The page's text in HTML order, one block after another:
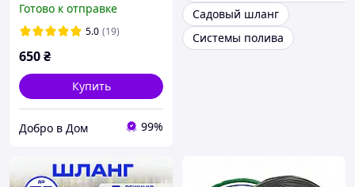
100м
Готово к отправке
5.0 (19)
650₴
Купить
Добро в Дом 99%
Садовый шланг
Системы полива